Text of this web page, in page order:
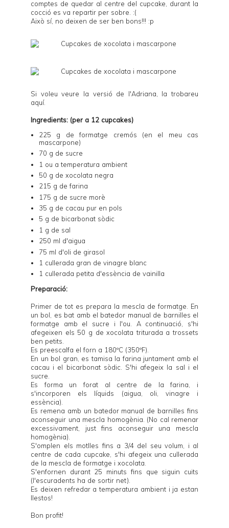
comptes de quedar al centre del cupcake, durant la
cocció es va repartir per sobre. :(
Això sí, no deixen de ser ben bons!!! :p
Si voleu veure la versió de l'Adriana, la trobareu
aquí.
Ingredients: (per a 12 cupcakes)
225 g de formatge cremós (en el meu cas
mascarpone)
70 g de sucre
1 ou a temperatura ambient
50 g de xocolata negra
215 g de farina
175 g de sucre morè
35 g de cacau pur en pols
5 g de bicarbonat sòdic
1 g de sal
250 ml d'aigua
75 ml d'oli de girasol
1 cullerada gran de vinagre blanc
1 cullerada petita d'essència de vainilla
Preparació:
Primer de tot es prepara la mescla de formatge. En
un bol, es bat amb el batedor manual de barnilles el
formatge amb el sucre i l'ou. A continuació, s'hi
afegeixen els 50 g de xocolata triturada a trossets
ben petits.
Es preescalfa el forn a 180ºC (350ºF).
En un bol gran, es tamisa la farina juntament amb el
cacau i el bicarbonat sòdic. S'hi afegeix la sal i el
sucre.
Es forma un forat al centre de la farina, i
s'incorporen els líquids (aigua, oli, vinagre i
essència).
Es remena amb un batedor manual de barnilles fins
aconseguir una mescla homogènia. (No cal remenar
excessivament, just fins aconseguir una mescla
homogènia).
S'omplen els motlles fins a 3/4 del seu volum, i al
centre de cada cupcake, s'hi afegeix una cullerada
de la mescla de formatge i xocolata.
S'enfornen durant 25 minuts fins que siguin cuits
(l'escuradents ha de sortir net).
Es deixen refredar a temperatura ambient i ja estan
llestos!
Bon profit!